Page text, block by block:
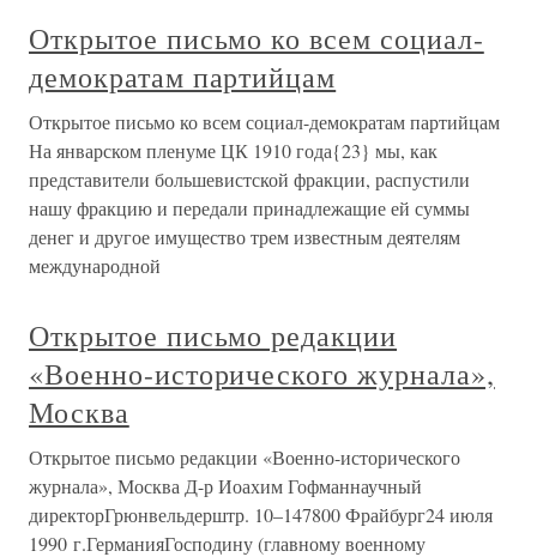
Открытое письмо ко всем социал-
демократам партийцам
Открытое письмо ко всем социал-демократам партийцам
На январском пленуме ЦК 1910 года{23} мы, как
представители большевистской фракции, распустили
нашу фракцию и передали принадлежащие ей суммы
денег и другое имущество трем известным деятелям
международной
Открытое письмо редакции
«Военно-исторического журнала»,
Москва
Открытое письмо редакции «Военно-исторического
журнала», Москва Д-р Иоахим Гофманнаучный
директорГрюнвельдерштр. 10–147800 Фрайбург24 июля
1990 г.ГерманияГосподину (главному военному